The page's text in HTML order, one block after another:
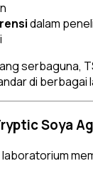
dalam
serbaguna,
di berbagai
Soya